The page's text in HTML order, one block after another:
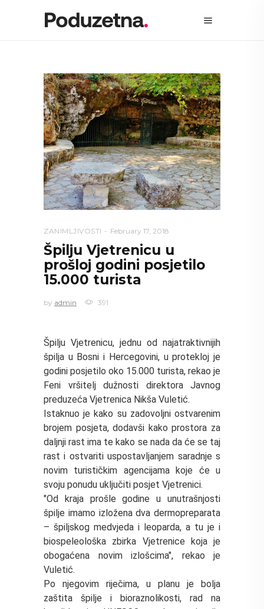
ZANIMLJIVOSTI February 17, 2018
Špilju Vjetrenicu u
prošloj godini posjetilo
15.000 turista
by admin 391
Špilju Vjetrenicu, jednu od najatraktivnijih
špilja u Bosni i Hercegovini, u protekloj je
godini posjetilo oko 15.000 turista, rekao je
Feni vršitelj dužnosti direktora Javnog
preduzeća Vjetrenica Nikša Vuletić.
Istaknuo je kako su zadovoljni ostvarenim
brojem posjeta, dodavši kako prostora za
daljnji rast ima te kako se nada da će se taj
rast i ostvariti uspostavljanjem saradnje s
novim turističkim agencijama koje će u
svoju ponudu uključiti posjet Vjetrenici.
"Od kraja prošle godine u unutrašnjosti
špilje imamo izložena dva dermopreparata
– špiljskog medvjeda i leoparda, a tu je i
biospeleološka zbirka Vjetrenice koja je
obogaćena novim izlošcima", rekao je
Vuletić.
Po njegovim riječima, u planu je bolja
zaštita špilje i bioraznolikosti, rad na